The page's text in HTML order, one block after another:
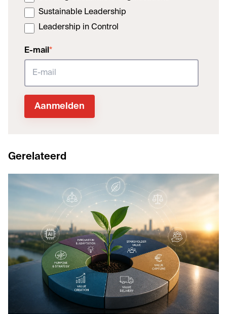
Sustainable Leadership
Leadership in Control
E-mail*
Gerelateerd